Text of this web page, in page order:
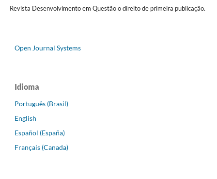
Revista Desenvolvimento em Questão o direito de primeira publicação.
Open Journal Systems
Idioma
Português (Brasil)
English
Español (España)
Français (Canada)